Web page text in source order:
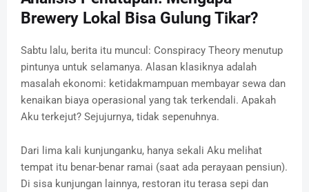
Brewery Lokal Bisa Gulung Tikar?
Sabtu lalu, berita itu muncul: Conspiracy Theory menutup
pintunya untuk selamanya. Alasan klasiknya adalah
masalah ekonomi: ketidakmampuan membayar sewa dan
kenaikan biaya operasional yang tak terkendali. Apakah
Aku terkejut? Sejujurnya, tidak sepenuhnya.
Dari lima kali kunjunganku, hanya sekali Aku melihat
tempat itu benar-benar ramai (saat ada perayaan pensiun).
Di sisa kunjungan lainnya, restoran itu terasa sepi dan